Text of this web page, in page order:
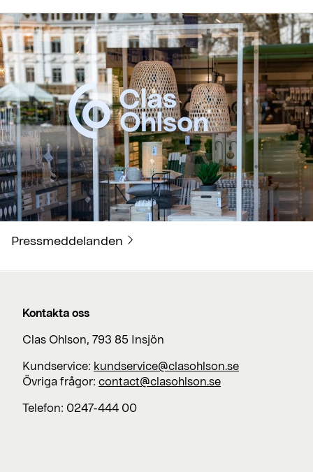
Pressmeddelanden
Kontakta oss
Clas Ohlson, 793 85 Insjön
Kundservice: kundservice@clasohlson.se
Övriga frågor: contact@clasohlson.se
Telefon: 0247-444 00